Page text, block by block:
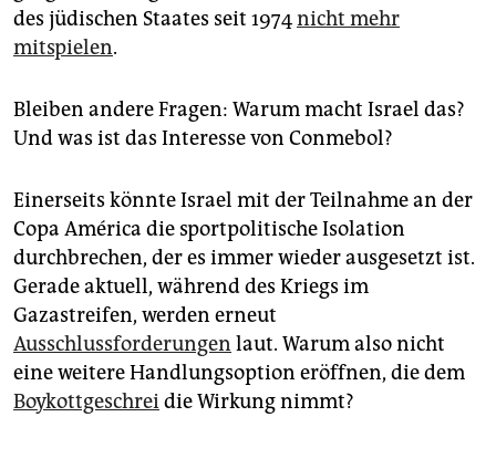
des jüdischen Staates seit 1974nicht mehr
mitspielen.
Bleiben andere Fragen: Warum macht Israel das?
Und was ist das Interesse von Conmebol?
Einerseits könnte Israel mit der Teilnahme an der
Copa América die sportpolitische Isolation
durchbrechen, der es immer wieder ausgesetzt ist.
Gerade aktuell, während des Kriegs im
Gazastreifen, werden erneut
Ausschlussforderungen laut. Warum also nicht
eine weitere Handlungsoption eröffnen, die dem
Boykottgeschreidie Wirkung nimmt?